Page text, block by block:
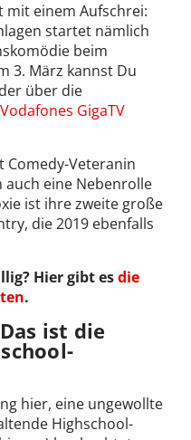
mit einem Aufschrei:
startet nämlich
beim
3. März kannst Du
über die
Vodafones GigaTV
Comedy-Veteranin
auch eine Nebenrolle
ist ihre zweite große
die 2019 ebenfalls
Hier gibt esdie
.
ist die
hier, eine ungewollte
Highschool-